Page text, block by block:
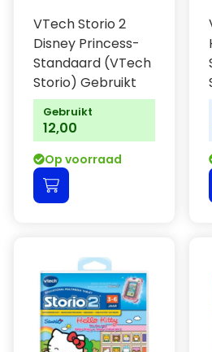
VTech Storio 2
Disney Princess-
Standaard (VTech
Storio) Gebruikt
Gebruikt
12,00
Op voorraad